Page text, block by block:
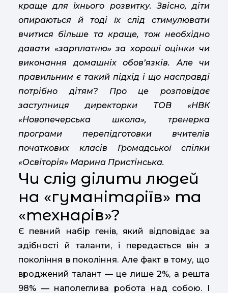
краще для їхнього розвитку. Звісно, діти
опираються й тоді їх слід стимулювати
вчитися більше та краще, тож необхідно
давати «зарплатню» за хороші оцінки чи
виконання домашніх обов’язків. Але чи
правильним є такий підхід і що насправді
потрібно дітям? Про це розповідає
заступниця директорки ТОВ «НВК
«Новопечерська школа», тренерка
програми перепідготовки вчителів
початкових класів Громадської спілки
«Освіторія» Марина Пристінська.
Чи слід ділити людей
на «гуманітаріїв» та
«технарів»?
Є певний набір генів, який відповідає за
здібності й таланти, і передається він з
покоління в покоління. Але факт в тому, що
вроджений талант — це лише 2%, а решта
98% — наполеглива робота над собою. І